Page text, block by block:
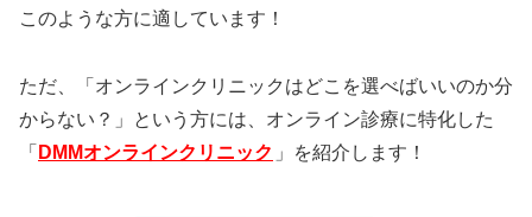
このような方に適しています！
ただ、「オンラインクリニックはどこを選べばいいのか分
からない？」という方には、オンライン診療に特化した
「 DMMオンラインクリニック 」を紹介します！